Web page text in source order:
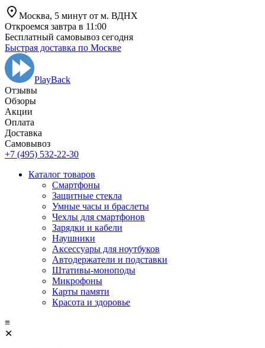
Москва, 5 минут от м. ВДНХ
Откроемся завтра в 11:00
Бесплатный самовывоз сегодня
Быстрая доставка по Москве
PlayBack
Отзывы
Обзоры
Aкции
Оплата
Доставка
Самовывоз
+7 (495) 532-22-30
Каталог товаров
Смартфоны
Защитные стекла
Умные часы и браслеты
Чехлы для смартфонов
Зарядки и кабели
Наушники
Аксессуары для ноутбуков
Автодержатели и подставки
Штативы-моноподы
Микрофоны
Карты памяти
Красота и здоровье
≡
✕